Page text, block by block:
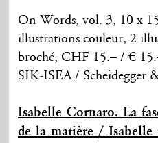
On Words, vol. 3, 10 x
illustrations couleur, 2
broché, CHF 15.– / €
SIK-ISEA / Scheidegger
Isabelle Cornaro. La
de la matière / Isabelle